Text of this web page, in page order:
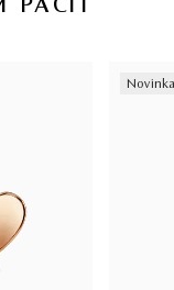
PÁČIŤ
Novinka